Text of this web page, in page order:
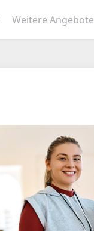
Weitere Angebote